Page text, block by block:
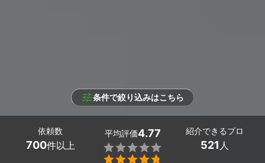
条件で絞り込みはこちら
依頼数
700件以上
平均評価4.77


紹介できるプロ
521 人